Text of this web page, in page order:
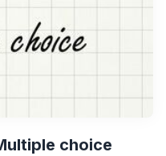
choice